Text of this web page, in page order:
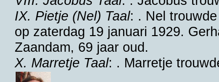
IX. Pietje (Nel) Taal: . Nel
op zaterdag 19 januari 1929.
Zaandam, 69 jaar oud.
X. Marretje Taal: . Marretje